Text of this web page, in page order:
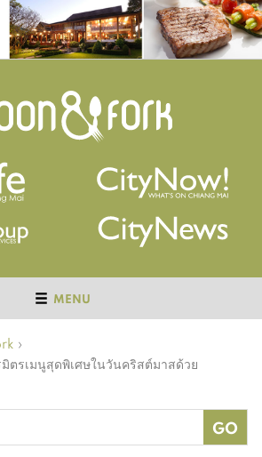
MENU
›
ตรเมนูสุดพิเศษในวันคริสต์มาสด้วย